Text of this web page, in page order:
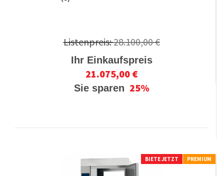
Listenpreis:28.100,00 €
Ihr Einkaufspreis
21.075,00 €
Sie sparen 25%
BIETE JETZT PREMIUM